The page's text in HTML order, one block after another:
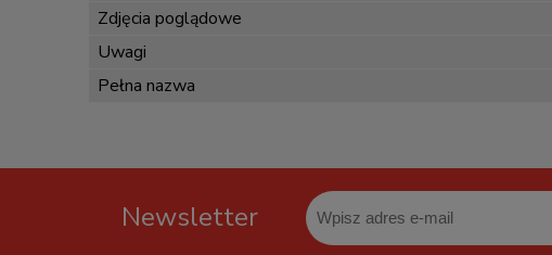
Zdjęcia poglądowe
Uwagi
Pełna nazwa
Newsletter